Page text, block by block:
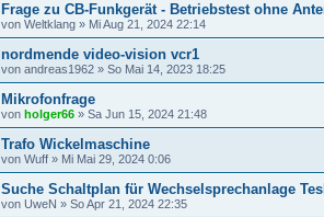
Frage zu CB-Funkgerät - Betriebstest ohne
von Weltklang » Mi Aug 21, 2024 22:14
nordmende video-vision vcr1
von andreas1962 » So Mai 14, 2023 18:25
Mikrofonfrage
von holger66 » Sa Jun 15, 2024 21:48
Trafo Wickelmaschine
von Wuff » Mi Mai 29, 2024 0:06
Suche Schaltplan für Wechselsprechanlage
von UweN » So Apr 21, 2024 22:35